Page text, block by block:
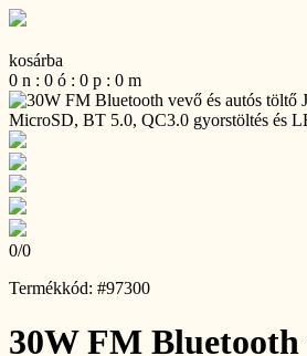
kosárba
0 n : 0 ó : 0 p : 0 m
0/0
Termékkód: #97300
30W FM Bluetooth